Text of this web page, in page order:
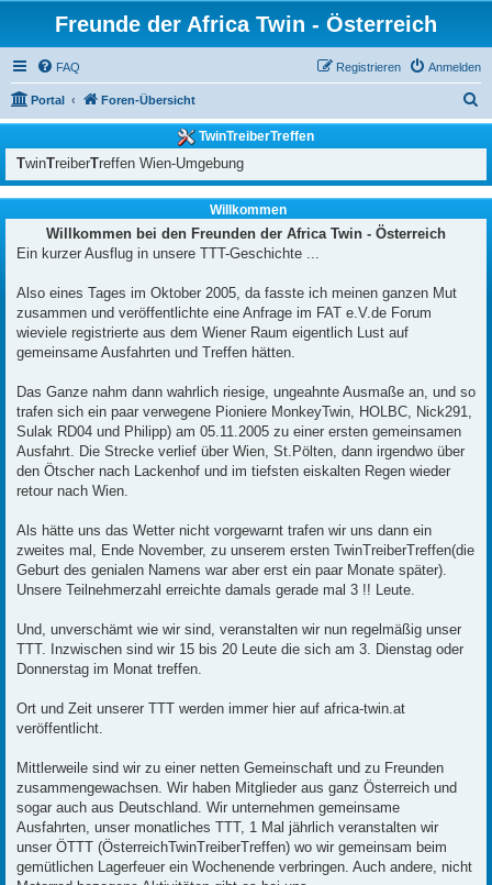
Freunde der Africa Twin - Österreich
FAQ Anmelden
Registrieren
Portal Foren-Übersicht
u
c
h
TwinTreiberTreffen
TwinTreiberTreffen Wien-Umgebung
Willkommen
Willkommen bei den Freunden der Africa Twin - Österreich
Ein kurzer Ausflug in unsere TTT-Geschichte ...
Also eines Tages im Oktober 2005, da fasste ich meinen ganzen Mut
zusammen und veröffentlichte eine Anfrage im FAT e.V.de Forum
wieviele registrierte aus dem Wiener Raum eigentlich Lust auf
gemeinsame Ausfahrten und Treffen hätten.
Das Ganze nahm dann wahrlich riesige, ungeahnte Ausmaße an, und so
trafen sich ein paar verwegene Pioniere MonkeyTwin, HOLBC, Nick291,
Sulak RD04 und Philipp) am 05.11.2005 zu einer ersten gemeinsamen
Ausfahrt. Die Strecke verlief über Wien, St.Pölten, dann irgendwo über
den Ötscher nach Lackenhof und im tiefsten eiskalten Regen wieder
retour nach Wien.
Als hätte uns das Wetter nicht vorgewarnt trafen wir uns dann ein
zweites mal, Ende November, zu unserem ersten TwinTreiberTreffen(die
Geburt des genialen Namens war aber erst ein paar Monate später).
Unsere Teilnehmerzahl erreichte damals gerade mal 3 !! Leute.
Und, unverschämt wie wir sind, veranstalten wir nun regelmäßig unser
TTT. Inzwischen sind wir 15 bis 20 Leute die sich am 3. Dienstag oder
Donnerstag im Monat treffen.
Ort und Zeit unserer TTT werden immer hier auf africa-twin.at
veröffentlicht.
Mittlerweile sind wir zu einer netten Gemeinschaft und zu Freunden
zusammengewachsen. Wir haben Mitglieder aus ganz Österreich und
sogar auch aus Deutschland. Wir unternehmen gemeinsame
Ausfahrten, unser monatliches TTT, 1 Mal jährlich veranstalten wir
unser ÖTTT (ÖsterreichTwinTreiberTreffen) wo wir gemeinsam beim
gemütlichen Lagerfeuer ein Wochenende verbringen. Auch andere, nicht